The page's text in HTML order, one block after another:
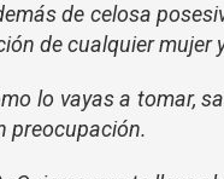
de celosa
de cualquier mujer
lo vayas a tomar,
preocupación.